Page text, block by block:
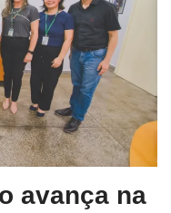
avança na